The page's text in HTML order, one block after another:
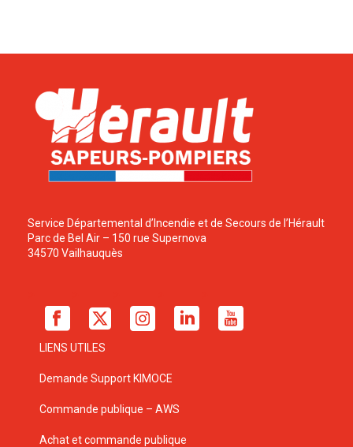
Service Départemental d’Incendie et de Secours de l’Hérault
Parc de Bel Air – 150 rue Supernova
34570 Vailhauquès
LIENS UTILES
Demande Support KIMOCE
Commande publique – AWS
Achat et commande publique